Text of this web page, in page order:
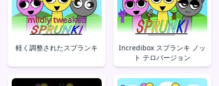
軽く調整されたスプランキ
Incredibox スプランキ ノッ
ト テロバージョン